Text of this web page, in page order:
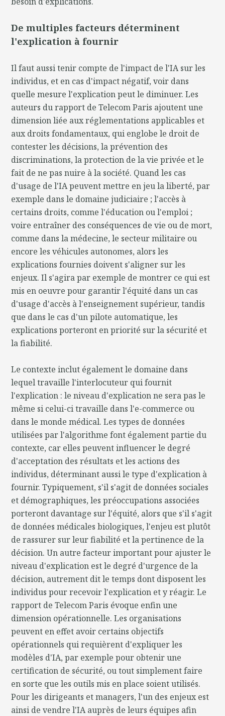
De multiples facteurs déterminent
l'explication à fournir
Il faut aussi tenir compte de l'impact de l'IA sur les
individus, et en cas d'impact négatif, voir dans
quelle mesure l'explication peut le diminuer. Les
auteurs du rapport de Telecom Paris ajoutent une
dimension liée aux réglementations applicables et
aux droits fondamentaux, qui englobe le droit de
contester les décisions, la prévention des
discriminations, la protection de la vie privée et le
fait de ne pas nuire à la société. Quand les cas
d'usage de l'IA peuvent mettre en jeu la liberté, par
exemple dans le domaine judiciaire ; l'accès à
certains droits, comme l'éducation ou l'emploi ;
voire entraîner des conséquences de vie ou de mort,
comme dans la médecine, le secteur militaire ou
encore les véhicules autonomes, alors les
explications fournies doivent s'aligner sur les
enjeux. Il s'agira par exemple de montrer ce qui est
mis en oeuvre pour garantir l'équité dans un cas
d'usage d'accès à l'enseignement supérieur, tandis
que dans le cas d'un pilote automatique, les
explications porteront en priorité sur la sécurité et
la fiabilité.
Le contexte inclut également le domaine dans
lequel travaille l'interlocuteur qui fournit
l'explication : le niveau d'explication ne sera pas le
même si celui-ci travaille dans l'e-commerce ou
dans le monde médical. Les types de données
utilisées par l'algorithme font également partie du
contexte, car elles peuvent influencer le degré
d'acceptation des résultats et les actions des
individus, déterminant aussi le type d'explication à
fournir. Typiquement, s'il s'agit de données sociales
et démographiques, les préoccupations associées
porteront davantage sur l'équité, alors que s'il s'agit
de données médicales biologiques, l'enjeu est plutôt
de rassurer sur leur fiabilité et la pertinence de la
décision. Un autre facteur important pour ajuster le
niveau d'explication est le degré d'urgence de la
décision, autrement dit le temps dont disposent les
individus pour recevoir l'explication et y réagir. Le
rapport de Telecom Paris évoque enfin une
dimension opérationnelle. Les organisations
peuvent en effet avoir certains objectifs
opérationnels qui requièrent d'expliquer les
modèles d'IA, par exemple pour obtenir une
certification de sécurité, ou tout simplement faire
en sorte que les outils mis en place soient utilisés.
Pour les dirigeants et managers, l'un des enjeux est
ainsi de vendre l'IA auprès de leurs équipes afin